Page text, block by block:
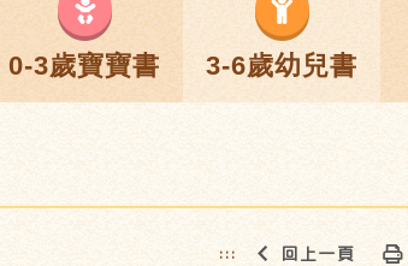
0-3歲寶寶書 3-6歲幼兒書
::: 回上一頁